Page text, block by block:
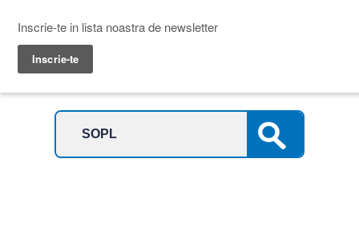
Menu
Prime Transaction